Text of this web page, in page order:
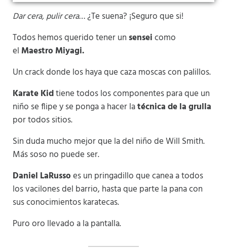
Dar cera, pulir cera… ¿Te suena? ¡Seguro que si!
Todos hemos querido tener un senseicomo
el Maestro Miyagi.
Un crack donde los haya que caza moscas con palillos.
Karate Kidtiene todos los componentes para que un
niño se flipe y se ponga a hacer latécnica de la grulla
por todos sitios.
Sin duda mucho mejor que la del niño de Will Smith.
Más soso no puede ser.
Daniel LaRussoes un pringadillo que canea a todos
los vacilones del barrio, hasta que parte la pana con
sus conocimientos karatecas.
Puro oro llevado a la pantalla.